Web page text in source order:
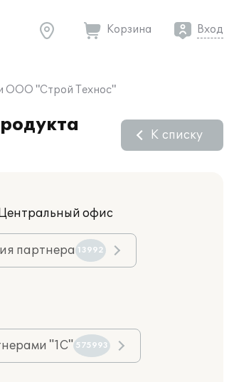
Корзина Вход
ООО "Строй Технос"
К списку
офис
партнера 13992
"1С" 575993